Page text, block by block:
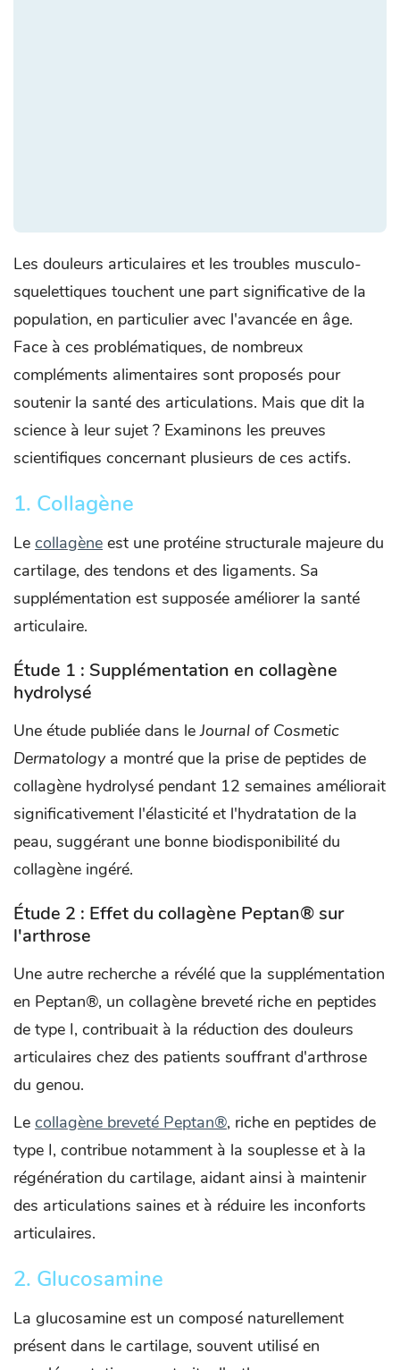
Les douleurs articulaires et les troubles musculo-
squelettiques touchent une part significative de la
population, en particulier avec l'avancée en âge.
Face à ces problématiques, de nombreux
compléments alimentaires sont proposés pour
soutenir la santé des articulations. Mais que dit la
science à leur sujet ? Examinons les preuves
scientifiques concernant plusieurs de ces actifs.
1. Collagène
Le collagène est une protéine structurale majeure du
cartilage, des tendons et des ligaments. Sa
supplémentation est supposée améliorer la santé
articulaire.
Étude 1 : Supplémentation en collagène
hydrolysé
Une étude publiée dans leJournal of Cosmetic
Dermatologya montré que la prise de peptides de
collagène hydrolysé pendant 12 semaines améliorait
significativement l'élasticité et l'hydratation de la
peau, suggérant une bonne biodisponibilité du
collagène ingéré.
Étude 2 : Effet du collagène Peptan® sur
l'arthrose
Une autre recherche a révélé que la supplémentation
en Peptan®, un collagène breveté riche en peptides
de type I, contribuait à la réduction des douleurs
articulaires chez des patients souffrant d'arthrose
du genou.
Le collagène breveté Peptan®, riche en peptides de
type I, contribue notamment à la souplesse et à la
régénération du cartilage, aidant ainsi à maintenir
des articulations saines et à réduire les inconforts
articulaires.​
2. Glucosamine
La glucosamine est un composé naturellement
présent dans le cartilage, souvent utilisé en